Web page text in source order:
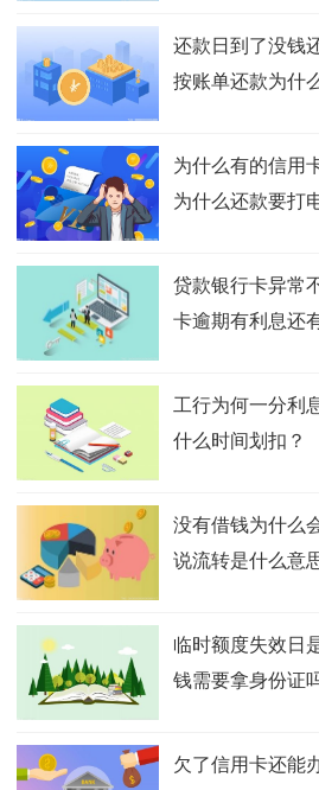
还款日到了没钱
按账单还款为什
为什么有的信用
为什么还款要打
贷款银行卡异常
卡逾期有利息还
工行为何一分利
什么时间划扣？
没有借钱为什么
说流转是什么意
临时额度失效日
钱需要拿身份证
欠了信用卡还能